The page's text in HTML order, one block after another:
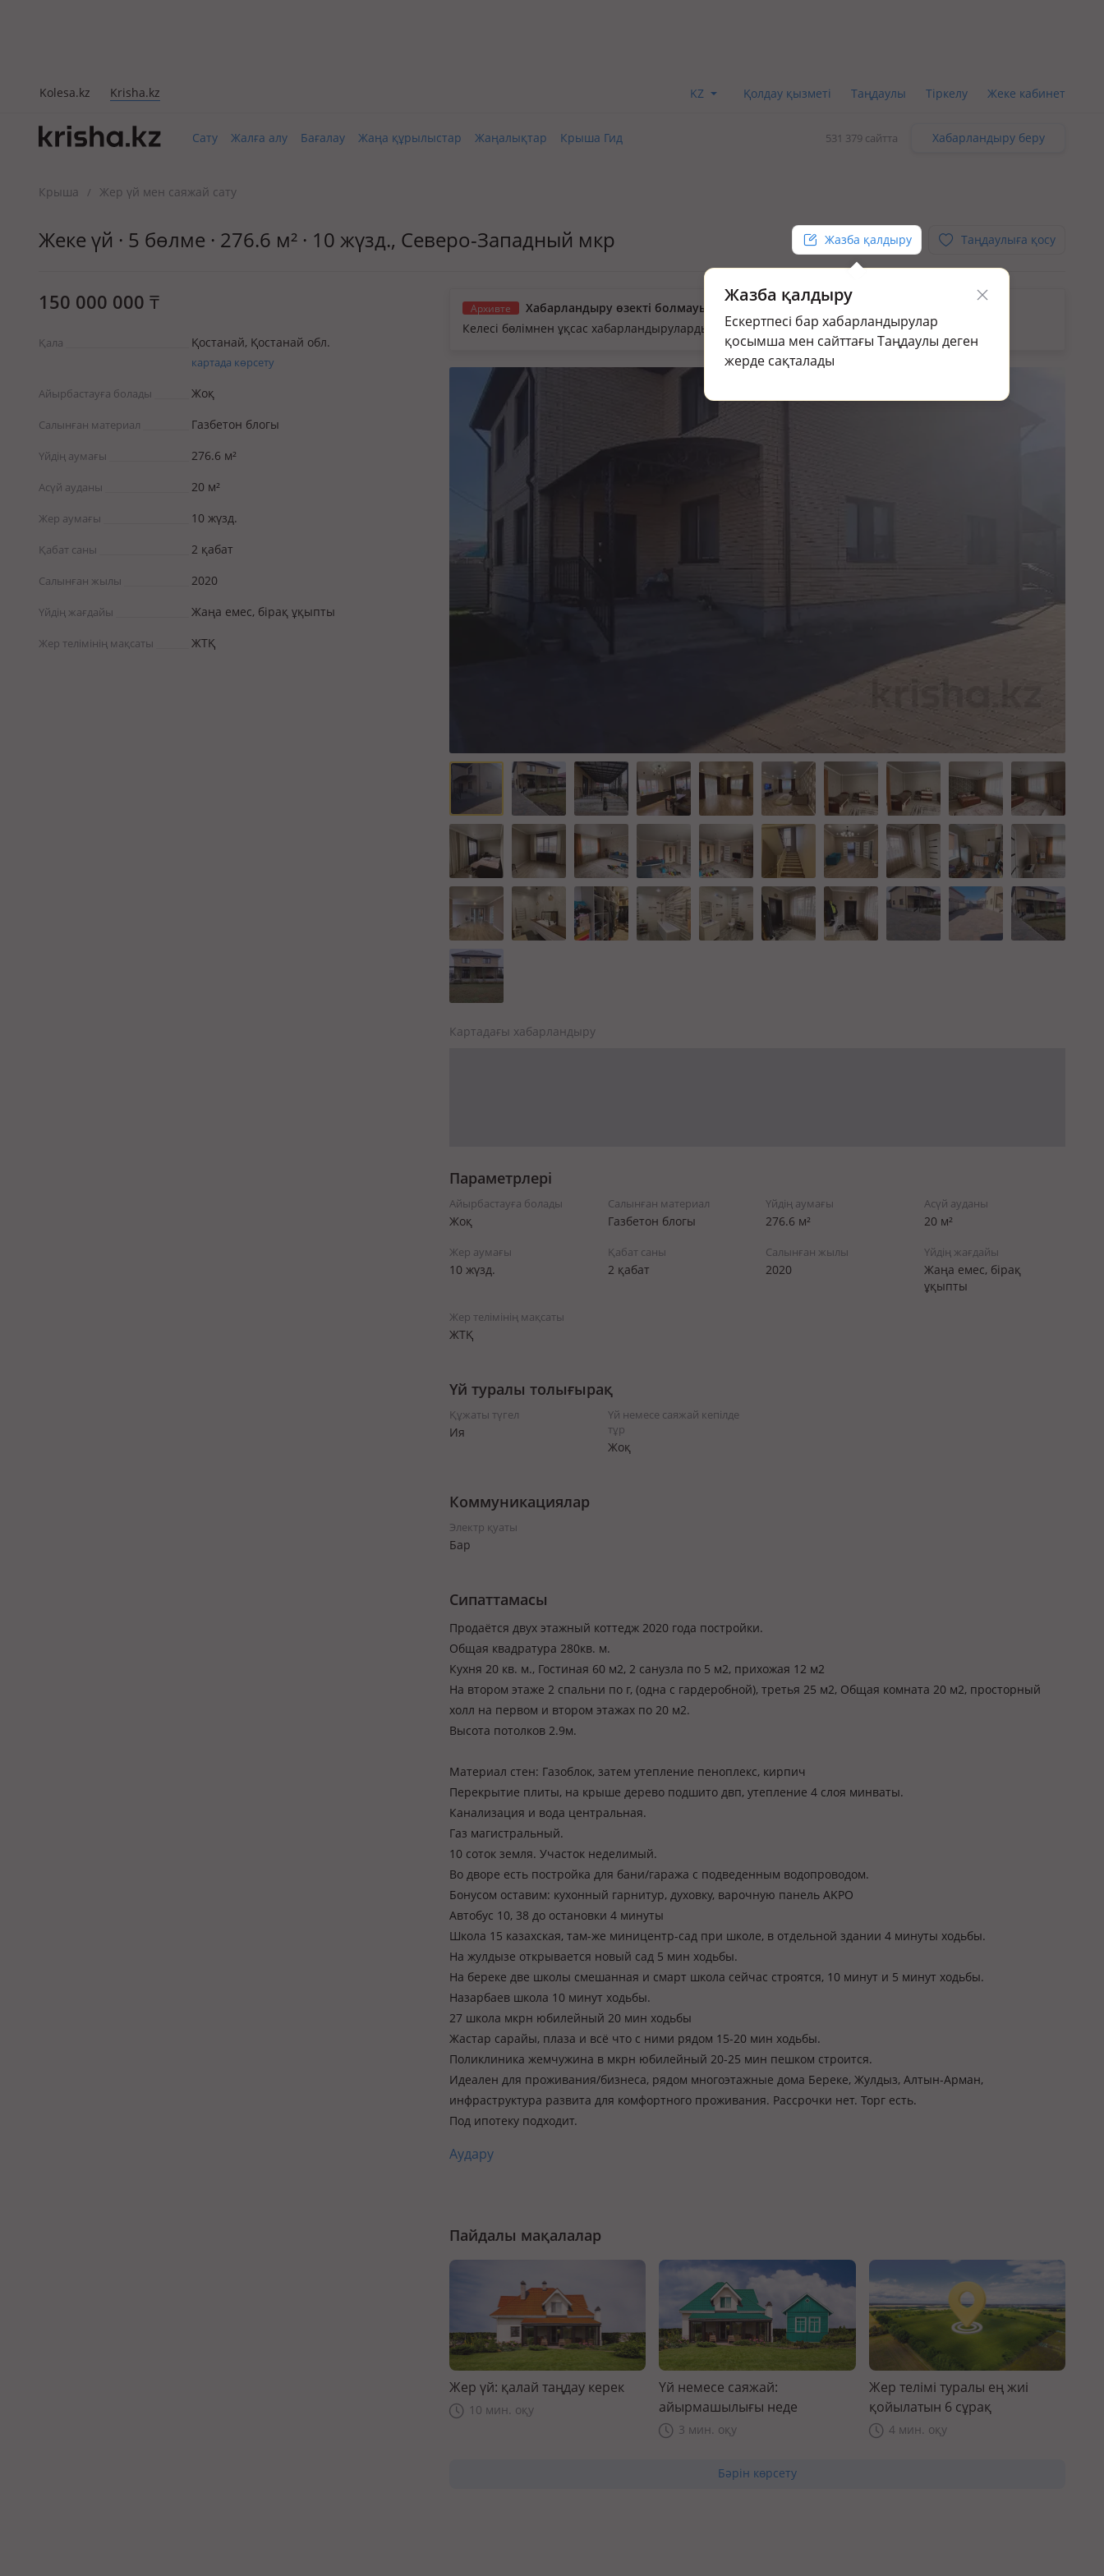
Kolesa.kz Krisha.kz KZ Қолдау қызметі Таңдаулы Тіркелу Жеке кабинет
Сату Жалға алу Бағалау Жаңа құрылыстар Жаңалықтар Крыша Гид 531 379 сайтта Хабарландыру беру
Крыша / Жер үй мен саяжай сату
Жеке үй · 5 бөлме · 276.6 м² · 10 жүзд., Северо-Западный мкр Жазба қалдыру
Жазба қалдыру
Ескертпесі бар хабарландырулар
қосымша мен сайттағы Таңдаулы деген
жерде сақталады
Таңдаулыға қосу
150 000 000 ₸
Қала Қостанай, Қостанай обл.
картада көрсету
Айырбастауға болады Жоқ
Салынған материал Газбетон блогы
Үйдің аумағы 276.6 м²
Асүй ауданы 20 м²
Жер аумағы 10 жүзд.
Қабат саны 2 қабат
Салынған жылы 2020
Үйдің жағдайы Жаңа емес, бірақ ұқыпты
Жер телімінің мақсаты ЖТҚ
Архивте
Хабарландыру өзекті болмауы мүмкін.
Келесі бөлімнен ұқсас хабарландыруларды қараңыз: Жер үй мен саяжай сату в Костанае
Картадағы хабарландыру
Параметрлері
Айырбастауға болады
Жоқ
Салынған материал
Газбетон блогы
Үйдің аумағы
276.6 м²
Асүй ауданы
20 м²
Жер аумағы
10 жүзд.
Қабат саны
2 қабат
Салынған жылы
2020
Үйдің жағдайы
Жаңа емес, бірақ
ұқыпты
Жер телімінің мақсаты
ЖТҚ
Үй туралы толығырақ
Құжаты түгел
Ия
Үй немесе саяжай кепілде
тұр
Жоқ
Коммуникациялар
Электр қуаты
Бар
Сипаттамасы
Продаётся двух этажный коттедж 2020 года постройки.
Общая квадратура 280кв. м.
Кухня 20 кв. м., Гостиная 60 м2, 2 санузла по 5 м2, прихожая 12 м2
На втором этаже 2 спальни по г, (одна с гардеробной), третья 25 м2, Общая комната 20 м2, просторный
холл на первом и втором этажах по 20 м2.
Высота потолков 2.9м.
Материал стен: Газоблок, затем утепление пеноплекс, кирпич
Перекрытие плиты, на крыше дерево подшито двп, утепление 4 слоя минваты.
Канализация и вода центральная.
Газ магистральный.
10 соток земля. Участок неделимый.
Во дворе есть постройка для бани/гаража с подведенным водопроводом.
Бонусом оставим: кухонный гарнитур, духовку, варочную панель AKPO
Автобус 10, 38 до остановки 4 минуты
Школа 15 казахская, там-же миницентр-сад при школе, в отдельной здании 4 минуты ходьбы.
На жулдызе открывается новый сад 5 мин ходьбы.
На береке две школы смешанная и смарт школа сейчас строятся, 10 минут и 5 минут ходьбы.
Назарбаев школа 10 минут ходьбы.
27 школа мкрн юбилейный 20 мин ходьбы
Жастар сарайы, плаза и всё что с ними рядом 15-20 мин ходьбы.
Поликлиника жемчужина в мкрн юбилейный 20-25 мин пешком строится.
Идеален для проживания/бизнеса, рядом многоэтажные дома Береке, Жулдыз, Алтын-Арман,
инфраструктура развита для комфортного проживания. Рассрочки нет. Торг есть.
Под ипотеку подходит.
Аудару
Пайдалы мақалалар
Жер үй: қалай таңдау керек
10 мин. оқу
Үй немесе саяжай:
айырмашылығы неде
3 мин. оқу
Жер телімі туралы ең жиі
қойылатын 6 сұрақ
4 мин. оқу
Бәрін көрсету